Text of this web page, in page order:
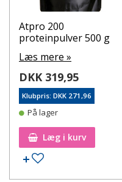
Atpro 200
proteinpulver 500 g
Læs mere »
DKK 319,95
Klubpris: DKK 271,96
På lager
Læg i kurv
Tilføj til ønskeseddel